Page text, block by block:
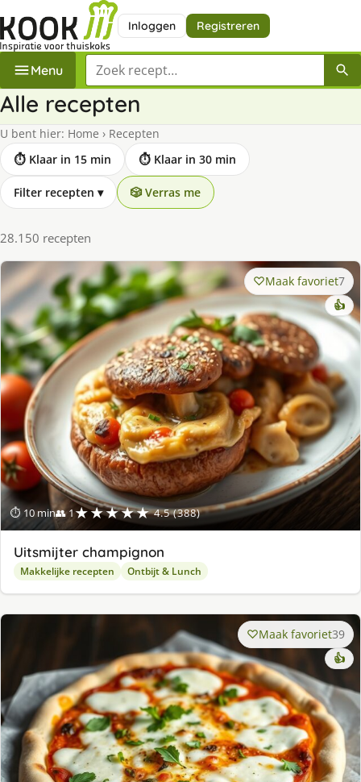
Inloggen Registreren
Menu Zoek een recept
Alle recepten
U bent hier: Home › Recepten
⏱ Klaar in 15 min
⏱ Klaar in 30 min
Filter recepten ▾ 🎲 Verras me
28.150 recepten
⏱ 10 min👥 1★★★★★ 4.5 (388)
Maak favoriet7
👍
Uitsmijter champignon
Makkelijke recepten Ontbijt & Lunch
Maak favoriet39
👍